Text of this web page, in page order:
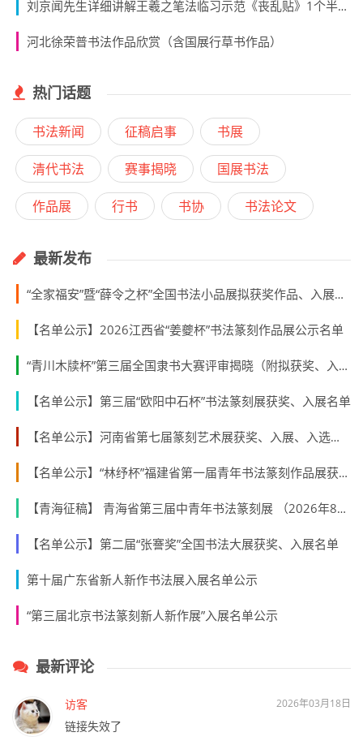
刘京闻先生详细讲解王羲之笔法临习示范《丧乱贴》1个半小时视频
河北徐荣普书法作品欣赏（含国展行草书作品）
热门话题
书法新闻 征稿启事 书展
清代书法 赛事揭晓 国展书法
作品展 行书 书协 书法论文
最新发布
“全家福安”暨“薛令之杯”全国书法小品展拟获奖作品、入展作品、入围名单
【名单公示】2026江西省“姜夔杯”书法篆刻作品展公示名单
“青川木牍杯”第三届全国隶书大赛评审揭晓（附拟获奖、入展作者名单）
【名单公示】第三届“欧阳中石杯”书法篆刻展获奖、入展名单
【名单公示】河南省第七届篆刻艺术展获奖、入展、入选名单公示
【名单公示】“林纾杯”福建省第一届青年书法篆刻作品展获奖、入展、入围名单
【青海征稿】 青海省第三届中青年书法篆刻展 （2026年8月31日截稿）
【名单公示】第二届“张謇奖”全国书法大展获奖、入展名单
第十届广东省新人新作书法展入展名单公示
“第三届北京书法篆刻新人新作展”入展名单公示
最新评论
访客 2026年03月18日
链接失效了